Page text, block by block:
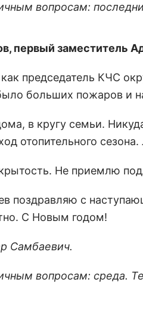
вопросам:
первый заместитель
председатель КЧС
больших пожаров и
в кругу семьи.
отопительного
Не приемлю
поздравляю с
С Новым годом!
Самбаевич.
вопросам: среда.